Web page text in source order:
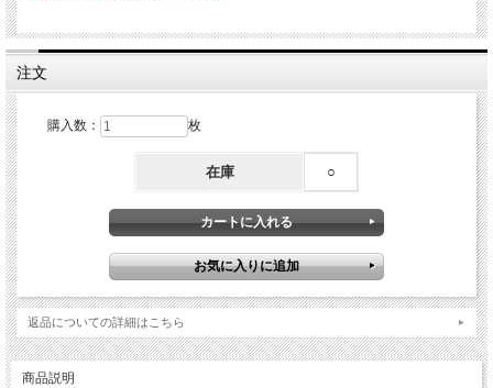
注文
購入数： 枚
在庫 ○
返品についての詳細はこちら
商品説明